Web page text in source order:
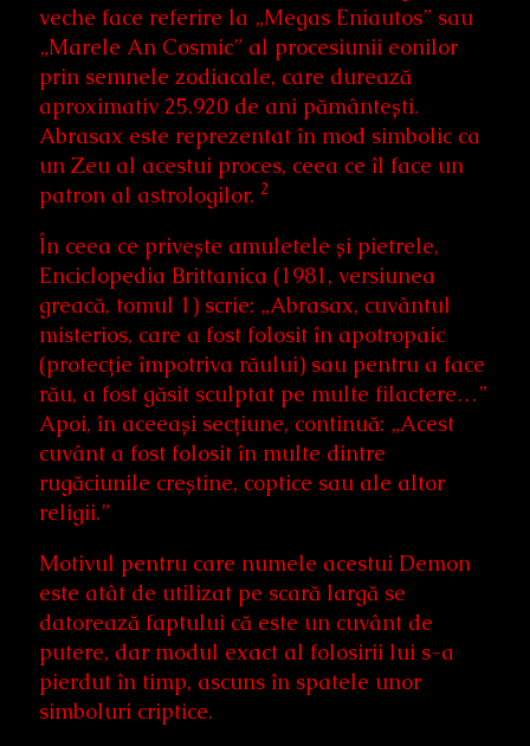
veche face referire la „Megas Eniautos” sau
„Marele An Cosmic” al procesiunii eonilor
prin semnele zodiacale, care durează
aproximativ 25.920 de ani pământești.
Abrasax este reprezentat în mod simbolic ca
un Zeu al acestui proces, ceea ce îl face un
patron al astrologilor. 2
În ceea ce privește amuletele și pietrele,
Enciclopedia Brittanica (1981, versiunea
greacă, tomul 1) scrie: „Abrasax, cuvântul
misterios, care a fost folosit în apotropaic
(protecție împotriva răului) sau pentru a face
rău, a fost găsit sculptat pe multe filactere…”
Apoi, în aceeași secțiune, continuă: „Acest
cuvânt a fost folosit în multe dintre
rugăciunile creștine, coptice sau ale altor
religii.”
Motivul pentru care numele acestui Demon
este atât de utilizat pe scară largă se
datorează faptului că este un cuvânt de
putere, dar modul exact al folosirii lui s-a
pierdut în timp, ascuns în spatele unor
simboluri criptice.